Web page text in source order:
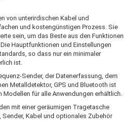
von unterirdischen Kabel und
und kostengünstigen Prozess. Sie
sein, um das Beste aus den Funktionen
Hauptfunktionen und Einstellungen
so dass nur ein minimaler
ist.
Sender, der Datenerfassung, dem
Metalldetektor, GPS und Bluetooth ist
Modellen für alle Anwendungen erhältlich.
mit einer geräumigen Tragetasche
Kabel und optionales Zubehör